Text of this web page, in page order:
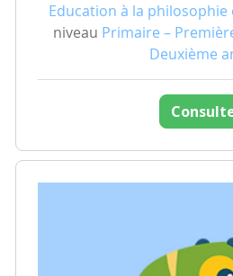
Education à la
niveau Primaire –
Deuxième